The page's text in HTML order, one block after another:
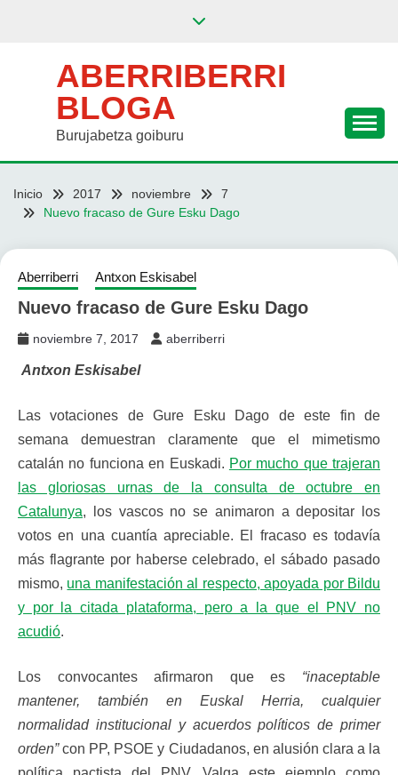
ABERRIBERRI
BLOGA
Burujabetza goiburu
Inicio 2017 noviembre
7
Nuevo fracaso de Gure Esku Dago
Aberriberri Antxon Eskisabel
Nuevo fracaso de Gure Esku Dago
noviembre 7, 2017 aberriberri
Antxon Eskisabel
Las votaciones de Gure Esku Dago de este fin de
semana demuestran claramente que el mimetismo
catalán no funciona en Euskadi. Por mucho que trajeran
las gloriosas urnas de la consulta de octubre en
Catalunya, los vascos no se animaron a depositar los
votos en una cuantía apreciable. El fracaso es todavía
más flagrante por haberse celebrado, el sábado pasado
mismo, una manifestación al respecto, apoyada por Bildu
y por la citada plataforma, pero a la que el PNV no
acudió.
Los convocantes afirmaron que es “inaceptable
mantener, también en Euskal Herria, cualquier
normalidad institucional y acuerdos políticos de primer
orden”con PP, PSOE y Ciudadanos, en alusión clara a la